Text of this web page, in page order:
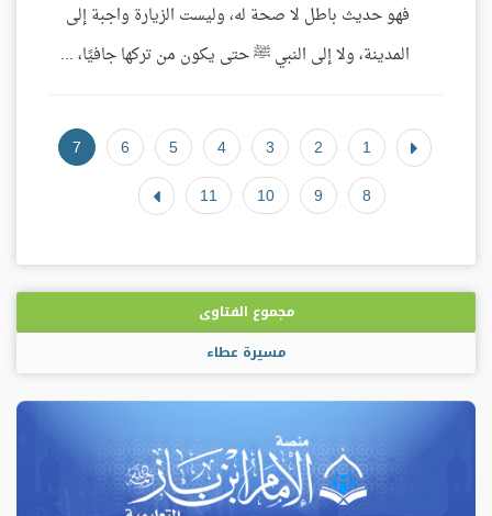
فهو حديث باطل لا صحة له، وليست الزيارة واجبة إلى
المدينة، ولا إلى النبي ﷺ حتى يكون من تركها جافيًا، ...
1
2
3
4
5
6
7
8
9
10
11
مجموع الفتاوى
مسيرة عطاء